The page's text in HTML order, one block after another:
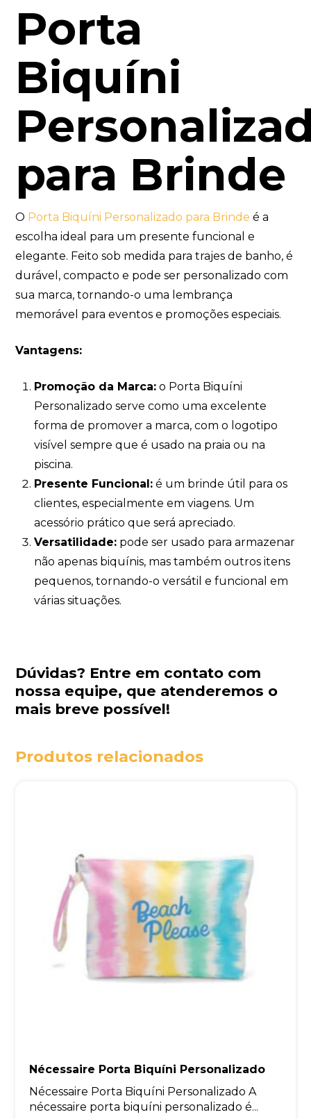
Porta
Biquíni
para Brinde
O Porta Biquíni Personalizado para Brinde é a
escolha ideal para um presente funcional e
elegante. Feito sob medida para trajes de banho, é
durável, compacto e pode ser personalizado com
sua marca, tornando-o uma lembrança
memorável para eventos e promoções especiais.
Vantagens:
Promoção da Marca:o Porta Biquíni
Personalizado serve como uma excelente
forma de promover a marca, com o logotipo
visível sempre que é usado na praia ou na
piscina.
Presente Funcional:é um brinde útil para os
clientes, especialmente em viagens. Um
acessório prático que será apreciado.
Versatilidade:pode ser usado para armazenar
não apenas biquínis, mas também outros itens
pequenos, tornando-o versátil e funcional em
várias situações.
Dúvidas? Entre em contato com
nossa equipe, que atenderemos o
mais breve possível!
Produtos relacionados
Nécessaire Porta Biquíni Personalizado
Nécessaire Porta Biquíni Personalizado A
nécessaire porta biquíni personalizado é...